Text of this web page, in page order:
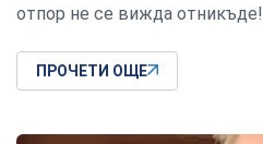
отпор не се вижда отникъде!
ПРОЧЕТИ ОЩЕ